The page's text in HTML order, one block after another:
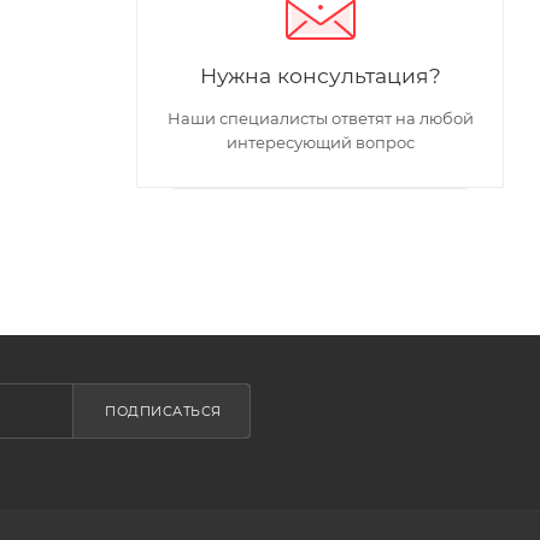
Нужна консультация?
Наши специалисты ответят на любой
интересующий вопрос
ПОДПИСАТЬСЯ